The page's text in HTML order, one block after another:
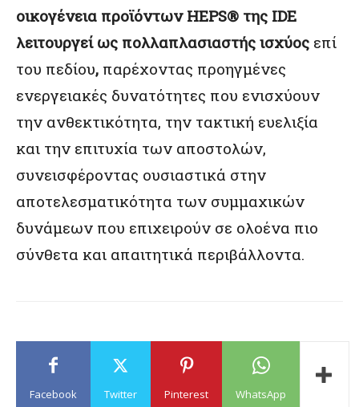
οικογένεια προϊόντων HEPS® της IDE
λειτουργεί ως πολλαπλασιαστής ισχύος επί
του πεδίου, παρέχοντας προηγμένες
ενεργειακές δυνατότητες που ενισχύουν
την ανθεκτικότητα, την τακτική ευελιξία
και την επιτυχία των αποστολών,
συνεισφέροντας ουσιαστικά στην
αποτελεσματικότητα των συμμαχικών
δυνάμεων που επιχειρούν σε ολοένα πιο
σύνθετα και απαιτητικά περιβάλλοντα.
Facebook Twitter Pinterest WhatsApp